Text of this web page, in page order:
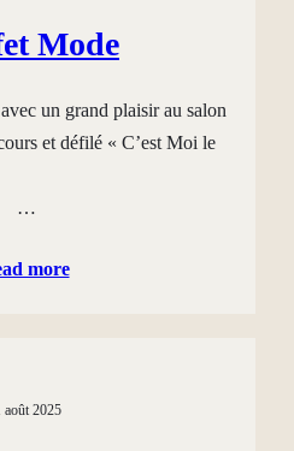
Mode
un grand plaisir au salon
et défilé « C’est Moi le
».
…
more
août 2025